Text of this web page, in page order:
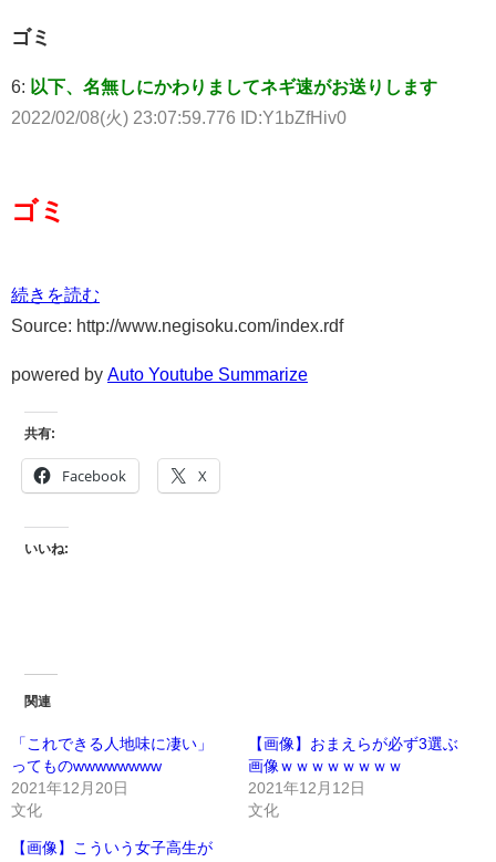
ゴミ
6: 以下、名無しにかわりましてネギ速がお送りします
2022/02/08(火) 23:07:59.776 ID:Y1bZfHiv0
ゴミ
続きを読む
Source: http://www.negisoku.com/index.rdf
powered by Auto Youtube Summarize
共有:
Facebook X
いいね:
関連
「これできる人地味に凄い」
ってものwwwwwwww
2021年12月20日
文化
【画像】おまえらが必ず3選ぶ
画像ｗｗｗｗｗｗｗｗ
2021年12月12日
文化
【画像】こういう女子高生が